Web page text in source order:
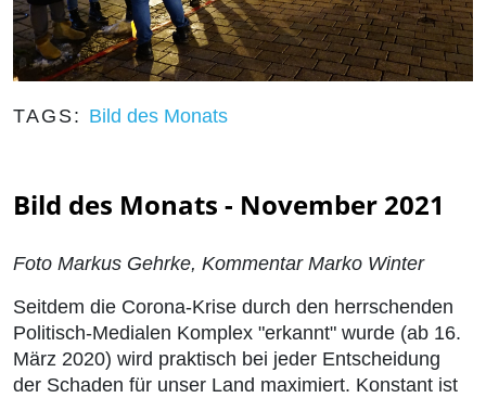
TAGS: Bild des Monats
Bild des Monats - November 2021
Foto Markus Gehrke, Kommentar Marko Winter
Seitdem die Corona-Krise durch den herrschenden
Politisch-Medialen Komplex "erkannt" wurde (ab 16.
März 2020) wird praktisch bei jeder Entscheidung
der Schaden für unser Land maximiert. Konstant ist